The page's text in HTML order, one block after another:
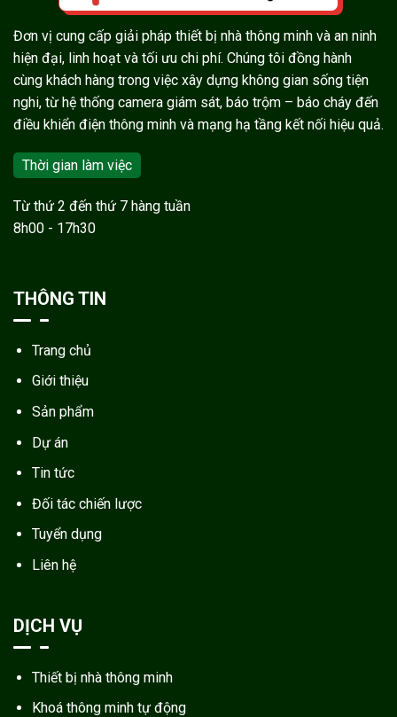
Đơn vị cung cấp giải pháp thiết bị nhà thông minh và an ninh
hiện đại, linh hoạt và tối ưu chi phí. Chúng tôi đồng hành
cùng khách hàng trong việc xây dựng không gian sống tiện
nghi, từ hệ thống camera giám sát, báo trộm – báo cháy đến
điều khiển điện thông minh và mạng hạ tầng kết nối hiệu quả.
Thời gian làm việc
Từ thứ 2 đến thứ 7 hàng tuần
8h00 - 17h30
THÔNG TIN
Trang chủ
Giới thiệu
Sản phẩm
Dự án
Tin tức
Đối tác chiến lược
Tuyển dụng
Liên hệ
DỊCH VỤ
Thiết bị nhà thông minh
Khoá thông minh tự động